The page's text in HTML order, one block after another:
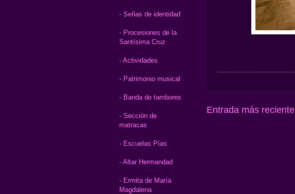
Entrada más reciente
- Señas de identidad
- Procesiones de la
Santísima Cruz
- Actividades
- Patrimonio musical
- Banda de tambores
- Sección de
matracas
- Escuelas Pías
- Altar Hermandad
- Ermita de María
Magdalena